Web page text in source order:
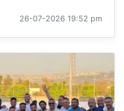
26-07-2026 19:52 pm